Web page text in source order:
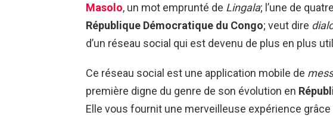
Masolo, un mot emprunté de Lingala; l’une de
République Démocratique du Congo; veut dire
d’un réseau social qui est devenu de plus en plus
Ce réseau social est une application mobile de
première digne du genre de son évolution en
Elle vous fournit une merveilleuse expérience grâce